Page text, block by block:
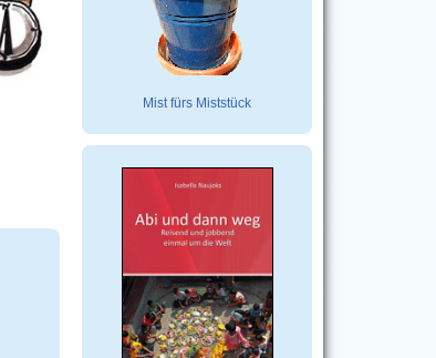
Mist fürs Miststück